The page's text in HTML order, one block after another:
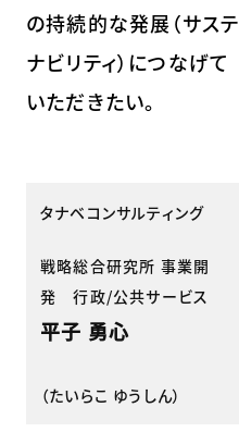
の持続的な発展（サステ
ナビリティ）につなげて
いただきたい。
タナベコンサルティング
戦略総合研究所 事業開
発 行政/公共サービス
平子 勇心
（たいらこ ゆうしん）